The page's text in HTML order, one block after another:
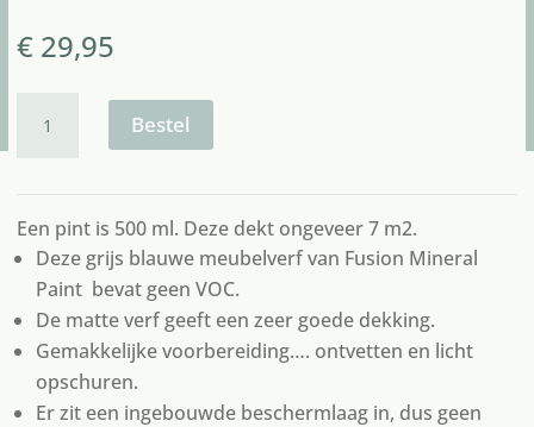
€29,95
paint Bestel
Een pint is 500 ml. Deze dekt ongeveer 7 m2.
Deze grijs blauwe meubelverf van Fusion Mineral
Paint bevat geen VOC.
De matte verf geeft een zeer goede dekking.
Gemakkelijke voorbereiding…. ontvetten en licht
opschuren.
Er zit een ingebouwde beschermlaag in, dus geen